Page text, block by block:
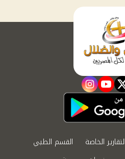
twitter
youtube
instagram
التقارير الخاصة
القسم الطبي